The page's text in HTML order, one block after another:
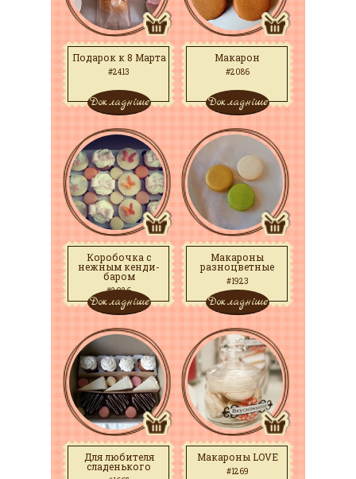
Подарок к 8 Марта
#2413
Докладніше
Макарон
#2086
Докладніше
Коробочка с
нежным кенди-
баром
#2026
Докладніше
Макароны
разноцветные
#1923
Докладніше
Для любителя
сладенького
Макароны LOVE
#1269